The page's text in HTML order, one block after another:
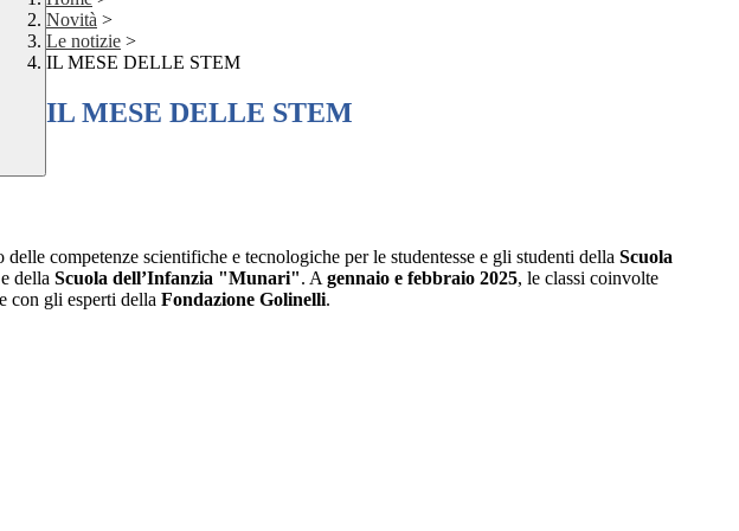
Novità >
Le notizie >
IL MESE DELLE STEM
IL MESE DELLE STEM
competenze scientifiche e tecnologiche per le studentesse e gli studenti della Scuola
e della Scuola dell’Infanzia "Munari". A gennaio e febbraio 2025, le classi coinvolte
con gli esperti della Fondazione Golinelli.